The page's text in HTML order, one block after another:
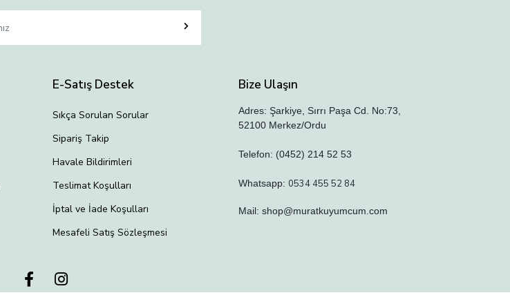
E-Satış Destek
Sıkça Sorulan Sorular
Sipariş Takip
Havale Bildirimleri
Teslimat Koşulları
İptal ve İade Koşulları
Mesafeli Satış Sözleşmesi
Bize Ulaşın
Adres: Şarkiye, Sırrı Paşa Cd. No:73,
52100 Merkez/Ordu
Telefon: (0452) 214 52 53
Whatsapp: 0534 455 52 84
Mail: shop@muratkuyumcum.com